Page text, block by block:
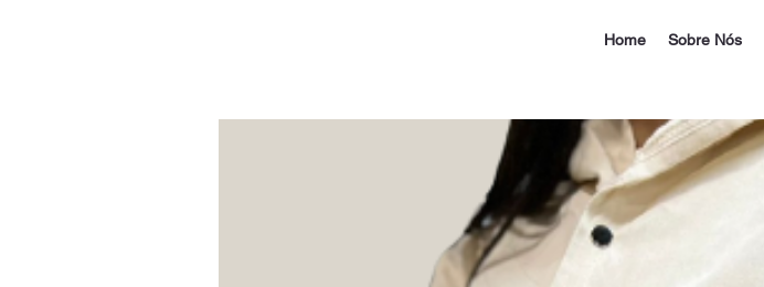
Home Sobre Nós